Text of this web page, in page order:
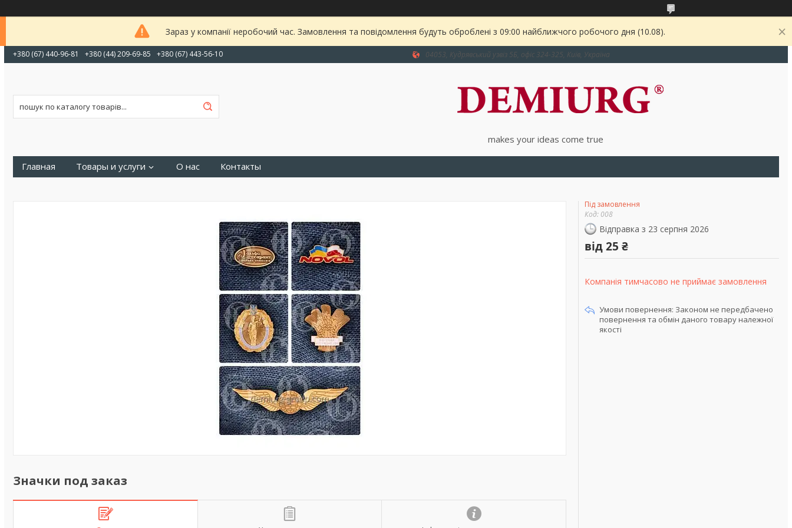
Зараз у компанії неробочий час. Замовлення та повідомлення будуть оброблені з 09:00 найближчого робочого дня (10.08).
+380 (67) 440-96-81 +380 (44) 209-69-85 +380 (67) 443-56-10 04053, Кудрявський узвіз 5Б, офіс 324-325, Київ, Україна
makes your ideas come true
Главная Товары и услуги О нас Контакты
Значки под заказ
Під замовлення
Код: 008
Відправка з 23 серпня 2026
від25 ₴
Компанія тимчасово не приймає замовлення
Законом не передбачено
повернення та обмін даного товару належної
якості